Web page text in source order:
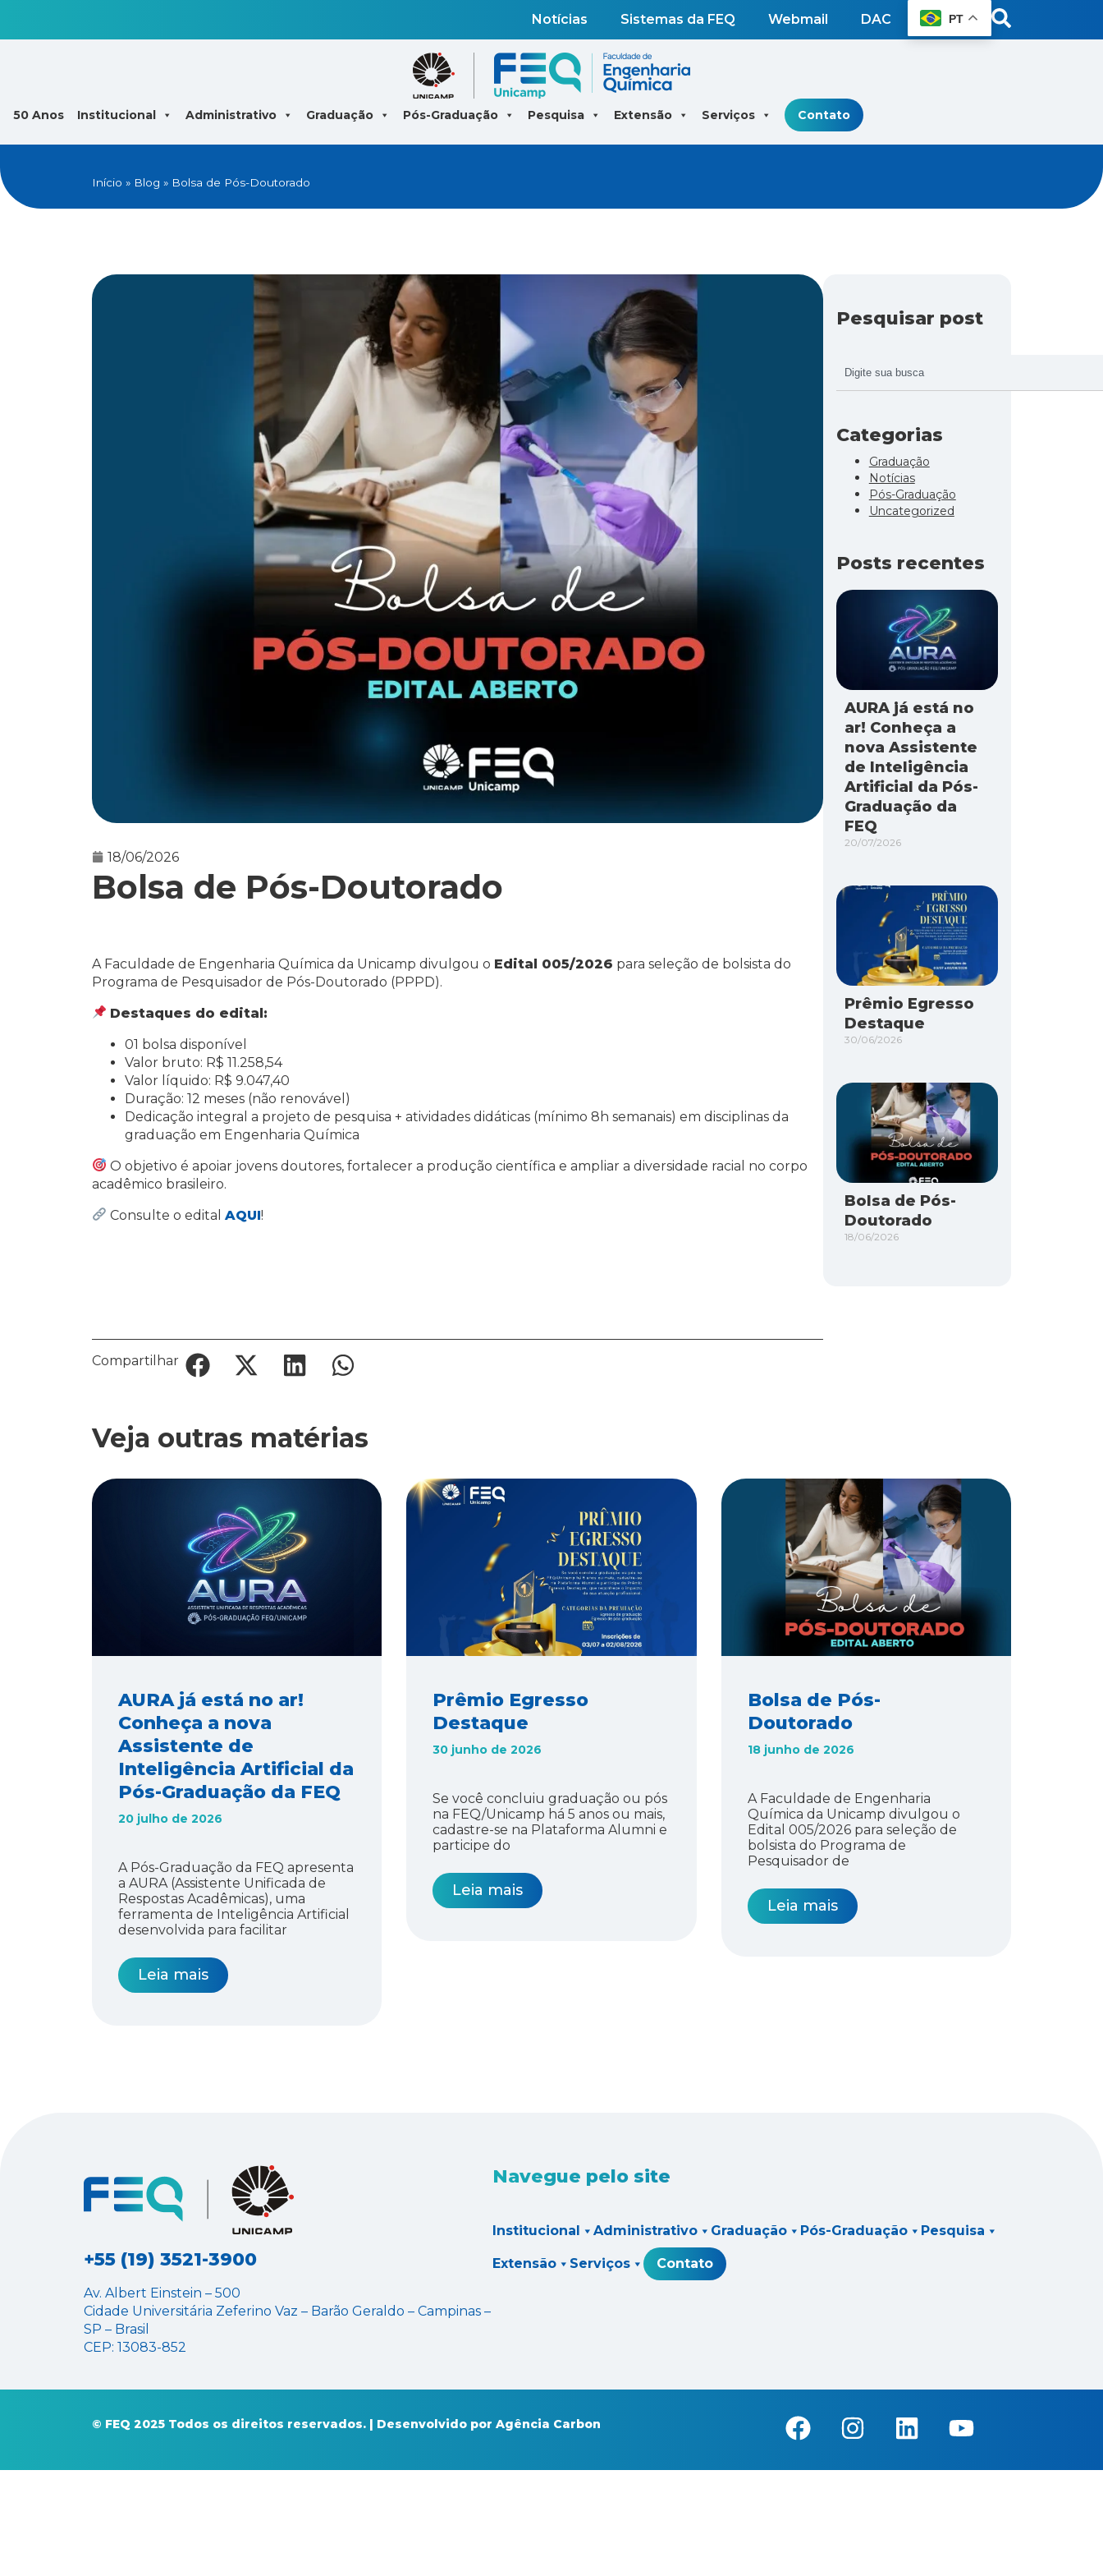
Notícias Sistemas da FEQ Webmail DAC PT
50 Anos Institucional Administrativo Graduação Pós-Graduação Pesquisa Extensão Serviços Contato
Início » Blog » Bolsa de Pós-Doutorado
18/06/2026
Bolsa de Pós-Doutorado
A Faculdade de Engenharia Química da Unicamp divulgou o Edital 005/2026 para seleção de bolsista do
Programa de Pesquisador de Pós-Doutorado (PPPD).
Destaques do edital:
01 bolsa disponível
Valor bruto: R$ 11.258,54
Valor líquido: R$ 9.047,40
Duração: 12 meses (não renovável)
Dedicação integral a projeto de pesquisa + atividades didáticas (mínimo 8h semanais) em disciplinas da
graduação em Engenharia Química
O objetivo é apoiar jovens doutores, fortalecer a produção científica e ampliar a diversidade racial no corpo
acadêmico brasileiro.
Consulte o editalAQUI!
Compartilhar
Pesquisar post
Categorias
Graduação
Notícias
Pós-Graduação
Uncategorized
Posts recentes
AURA já está no
ar! Conheça a
nova Assistente
de Inteligência
Artificial da Pós-
Graduação da
FEQ
20/07/2026
Prêmio Egresso
Destaque
30/06/2026
Bolsa de Pós-
Doutorado
18/06/2026
Veja outras matérias
AURA já está no ar!
Conheça a nova
Assistente de
Inteligência Artificial da
Pós-Graduação da FEQ
20 julho de 2026
A Pós-Graduação da FEQ apresenta
a AURA (Assistente Unificada de
Respostas Acadêmicas), uma
ferramenta de Inteligência Artificial
desenvolvida para facilitar
Leia mais
Prêmio Egresso
Destaque
30 junho de 2026
Se você concluiu graduação ou pós
na FEQ/Unicamp há 5 anos ou mais,
cadastre-se na Plataforma Alumni e
participe do
Leia mais
Bolsa de Pós-
Doutorado
18 junho de 2026
A Faculdade de Engenharia
Química da Unicamp divulgou o
Edital 005/2026 para seleção de
bolsista do Programa de
Pesquisador de
Leia mais
+55 (19) 3521-3900
Av. Albert Einstein – 500
Cidade Universitária Zeferino Vaz – Barão Geraldo – Campinas –
SP – Brasil
CEP: 13083-852
Navegue pelo site
Institucional Administrativo Graduação Pós-Graduação Pesquisa
Extensão Serviços Contato
© FEQ 2025 Todos os direitos reservados. | Desenvolvido por Agência Carbon